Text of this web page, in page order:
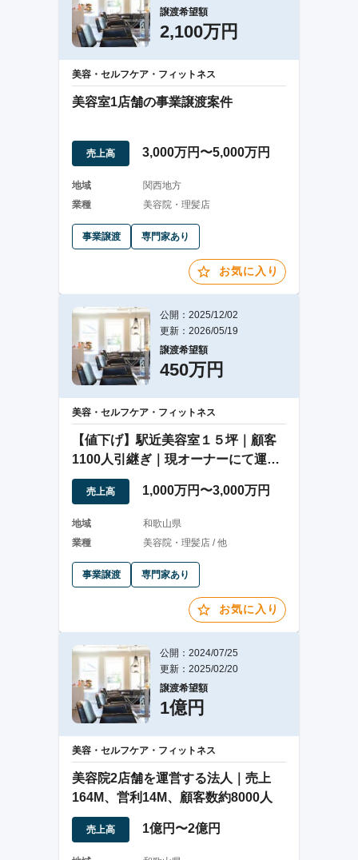
譲渡希望額
2,100万円
美容・セルフケア・フィットネス
美容室1店舗の事業譲渡案件
売上高 3,000万円〜5,000万円
地域
関西地方
業種
美容院・理髪店
事業譲渡 専門家あり
お気に入り
公開：2025/12/02
更新：2026/05/19
譲渡希望額
450万円
美容・セルフケア・フィットネス
【値下げ】駅近美容室１５坪｜顧客
1100人引継ぎ｜現オーナーにて運営
可能｜設備新
売上高 1,000万円〜3,000万円
地域
和歌山県
業種
美容院・理髪店 / 他
事業譲渡 専門家あり
お気に入り
公開：2024/07/25
更新：2025/02/20
譲渡希望額
1億円
美容・セルフケア・フィットネス
美容院2店舗を運営する法人｜売上
164M、営利14M、顧客数約8000人
売上高 1億円〜2億円